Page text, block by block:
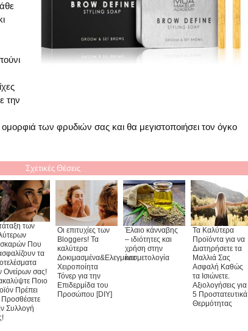
την
των φρυδιών σας και θα μεγιστοποιήσει τον όγκο
Σχετικές Θέσεις
των
Που
τα
Ονείρων σας!
Ποιο
Πρέπει
Συλλογή
Οι επιτυχίες των
Bloggers! Τα
καλύτερα
Δοκιμασμένα&Ελεγμένα
Χειροποίητα
Τόνερ για την
Επιδερμίδα του
Προσώπου [DIY]
Έλαιο κάνναβης
– ιδιότητες και
χρήση στην
κοσμετολογία
Τα Καλύτερα
Προϊόντα για να
Διατηρήσετε τα
Μαλλιά Σας
Ασφαλή Καθώς
τα Ισιώνετε.
Αξιολογήσεις για
5 Προστατευτικά
Θερμότητας